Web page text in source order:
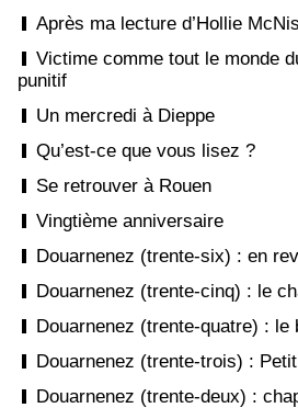
Après ma lecture d’Hollie
Victime comme tout le monde
punitif
Un mercredi à Dieppe
Qu’est-ce que vous lisez ?
Se retrouver à Rouen
Vingtième anniversaire
Douarnenez (trente-six) : en
Douarnenez (trente-cinq) : le
Douarnenez (trente-quatre) : le
Douarnenez (trente-trois) :
Douarnenez (trente-deux) :